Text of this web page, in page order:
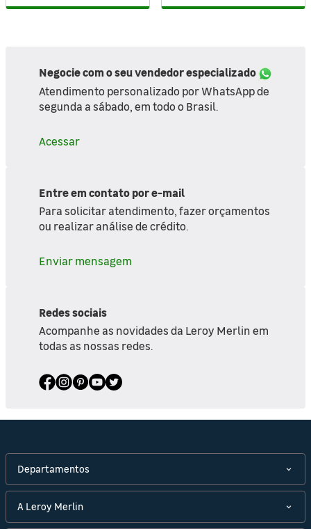
Negocie com o seu vendedor especializado
Atendimento personalizado por WhatsApp de
segunda a sábado, em todo o Brasil.
Acessar
Entre em contato por e-mail
Para solicitar atendimento, fazer orçamentos
ou realizar análise de crédito.
Enviar mensagem
Redes sociais
Acompanhe as novidades da Leroy Merlin em
todas as nossas redes.
Departamentos
A Leroy Merlin